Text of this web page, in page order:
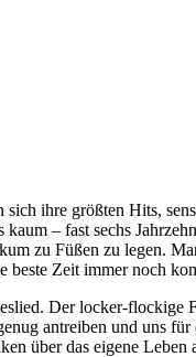
ihre größten Hits,
– fast sechs
zu Füßen zu legen.
beste Zeit immer noch
Der locker-flockige
antreiben und uns
über das eigene Leben